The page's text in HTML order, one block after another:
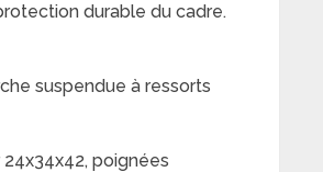
durable du cadre.
suspendue à ressorts
poignées